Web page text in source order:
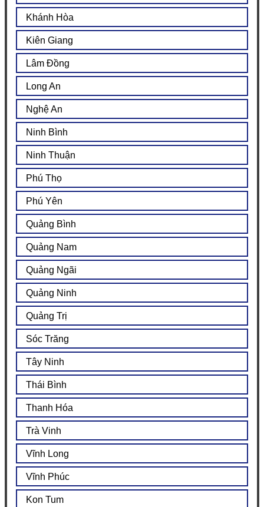
Khánh Hòa
Kiên Giang
Lâm Đồng
Long An
Nghệ An
Ninh Bình
Ninh Thuận
Phú Thọ
Phú Yên
Quảng Bình
Quảng Nam
Quảng Ngãi
Quảng Ninh
Quảng Trị
Sóc Trăng
Tây Ninh
Thái Bình
Thanh Hóa
Trà Vinh
Vĩnh Long
Vĩnh Phúc
Kon Tum